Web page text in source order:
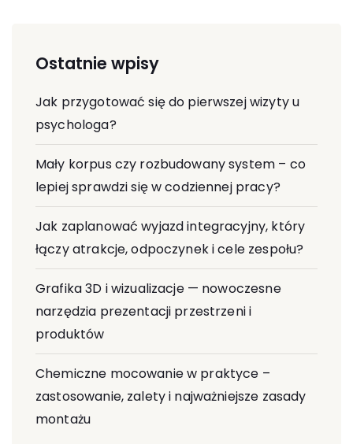
Ostatnie wpisy
Jak przygotować się do pierwszej wizyty u
psychologa?
Mały korpus czy rozbudowany system – co
lepiej sprawdzi się w codziennej pracy?
Jak zaplanować wyjazd integracyjny, który
łączy atrakcje, odpoczynek i cele zespołu?
Grafika 3D i wizualizacje — nowoczesne
narzędzia prezentacji przestrzeni i
produktów
Chemiczne mocowanie w praktyce –
zastosowanie, zalety i najważniejsze zasady
montażu